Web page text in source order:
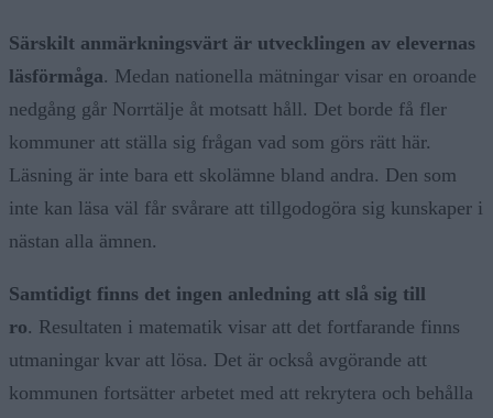
Särskilt anmärkningsvärt är utvecklingen av elevernas
läsförmåga. Medan nationella mätningar visar en oroande
nedgång går Norrtälje åt motsatt håll. Det borde få fler
kommuner att ställa sig frågan vad som görs rätt här.
Läsning är inte bara ett skolämne bland andra. Den som
inte kan läsa väl får svårare att tillgodogöra sig kunskaper i
nästan alla ämnen.
Samtidigt finns det ingen anledning att slå sig till
ro. Resultaten i matematik visar att det fortfarande finns
utmaningar kvar att lösa. Det är också avgörande att
kommunen fortsätter arbetet med att rekrytera och behålla